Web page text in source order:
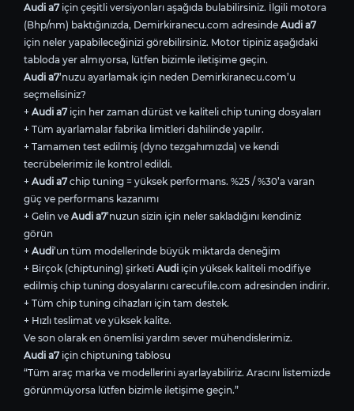
Audi a7için çeşitli versiyonları aşağıda bulabilirsiniz. İlgili motora
(Bhp/nm) baktığınızda, Demirkiranecu.com adresinde Audi a7
için neler yapabileceğinizi görebilirsiniz. Motor tipiniz aşağıdaki
tabloda yer almıyorsa, lütfen bizimle iletişime geçin.
Audi a7’nuzu ayarlamak için neden Demirkiranecu.com’u
seçmelisiniz?
+ Audi a7için her zaman dürüst ve kaliteli chip tuning dosyaları
+ Tüm ayarlamalar fabrika limitleri dahilinde yapılır.
+ Tamamen test edilmiş (dyno tezgahımızda) ve kendi
tecrübelerimiz ile kontrol edildi.
+ Audi a7chip tuning = yüksek performans. %25 / %30’a varan
güç ve performans kazanımı
+ Gelin ve Audi a7’nuzun sizin için neler sakladığını kendiniz
görün
+ Audi’un tüm modellerinde büyük miktarda deneğim
+ Birçok (chiptuning) şirketi Audi için yüksek kaliteli modifiye
edilmiş chip tuning dosyalarını carecufile.com adresinden indirir.
+ Tüm chip tuning cihazları için tam destek.
+ Hızlı teslimat ve yüksek kalite.
Ve son olarak en önemlisi yardım sever mühendislerimiz.
Audi a7için chiptuning tablosu
“Tüm araç marka ve modellerini ayarlayabiliriz. Aracını listemizde
görünmüyorsa lütfen bizimle iletişime geçin.”